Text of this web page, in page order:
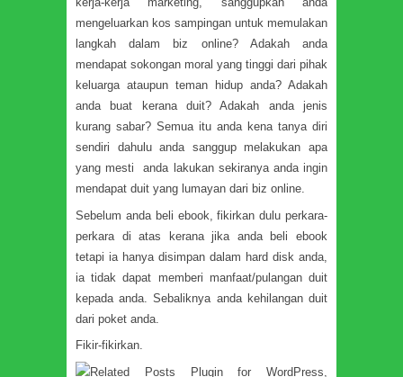
mengeluarkan kos sampingan untuk memulakan
langkah dalam biz online? Adakah anda
mendapat sokongan moral yang tinggi dari pihak
keluarga ataupun teman hidup anda? Adakah
anda buat kerana duit? Adakah anda jenis
kurang sabar? Semua itu anda kena tanya diri
sendiri dahulu anda sanggup melakukan apa
yang mesti anda lakukan sekiranya anda ingin
mendapat duit yang lumayan dari biz online.
Sebelum anda beli ebook, fikirkan dulu perkara-
perkara di atas kerana jika anda beli ebook
tetapi ia hanya disimpan dalam hard disk anda,
ia tidak dapat memberi manfaat/pulangan duit
kepada anda. Sebaliknya anda kehilangan duit
dari poket anda.
Fikir-fikirkan.